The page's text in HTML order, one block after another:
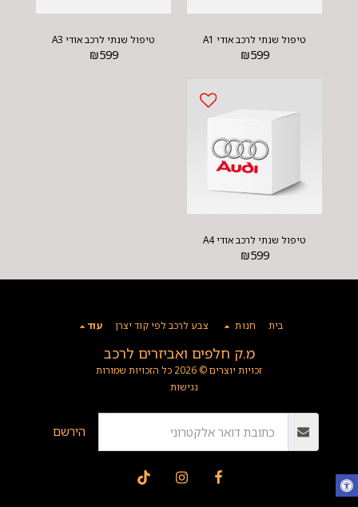
טיפול שנתי לרכב אודי A1
₪599
טיפול שנתי לרכב אודי A3
₪599
טיפול שנתי לרכב אודי A4
₪599
מ.ק חלפים ואביזרים לרכב
זכויות יוצרים © 2026 כל הזכויות שמורות
נגישות
בית חנות צבע לרכב לפי קוד יצרן עוד
הירשם